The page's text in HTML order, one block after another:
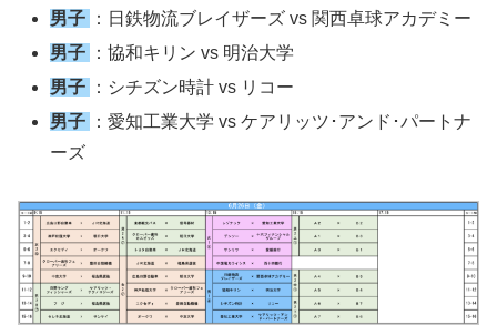
男子
：日鉄物流ブレイザーズ vs 関西卓球アカデミー
男子
：協和キリン vs 明治大学
男子
：シチズン時計 vs リコー
男子
：愛知工業大学 vs ケアリッツ･アンド･パートナ
ーズ